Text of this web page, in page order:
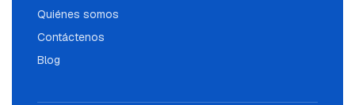
Quiénes somos
Contáctenos
Blog